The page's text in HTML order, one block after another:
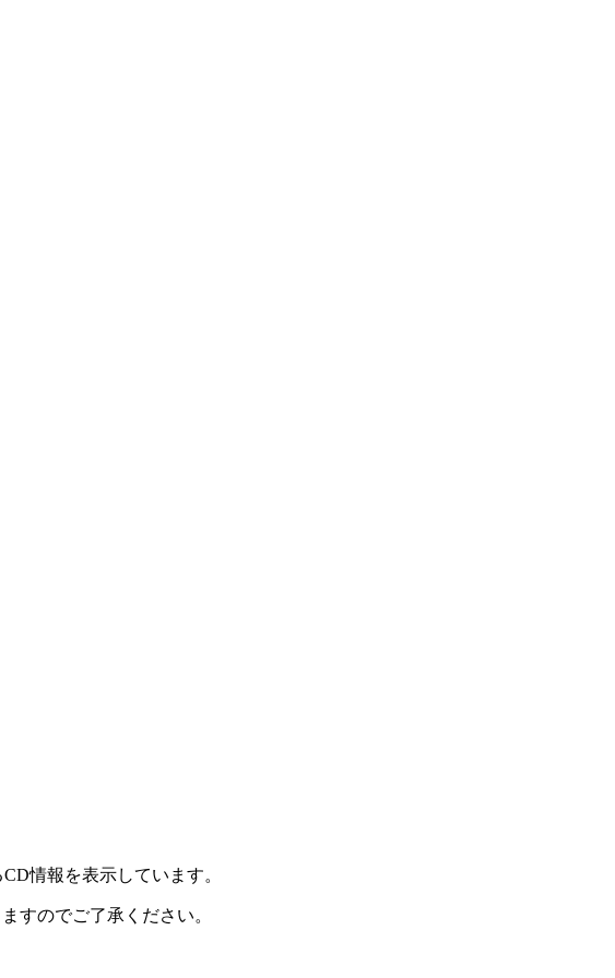
情報を表示しています。
すのでご了承ください。